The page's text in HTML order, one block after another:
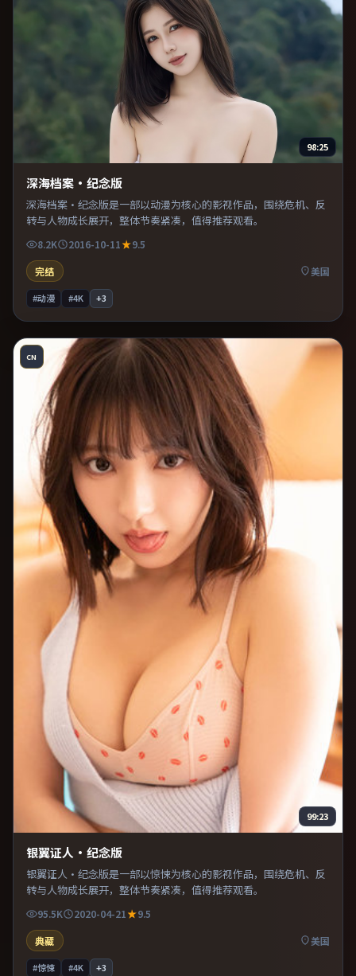
98:25
深海档案·纪念版
深海档案·纪念版是一部以动漫为核心的影视作品，围绕危机、反
转与人物成长展开，整体节奏紧凑，值得推荐观看。
8.2K 2016-10-11
9.5
完结
美国
#动漫 #4K +3
CN
99:23
银翼证人·纪念版
银翼证人·纪念版是一部以惊悚为核心的影视作品，围绕危机、反
转与人物成长展开，整体节奏紧凑，值得推荐观看。
95.5K 2020-04-21
9.5
典藏
美国
#惊悚 #4K +3